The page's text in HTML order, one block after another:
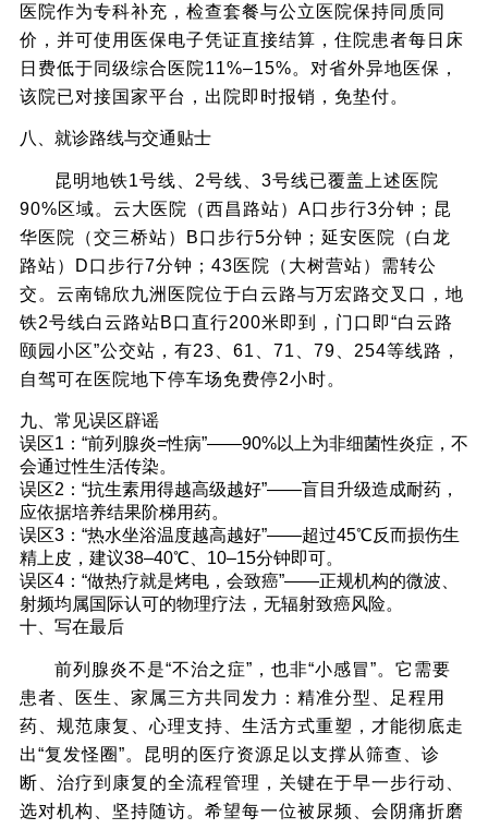
医院作为专科补充，检查套餐与公立医院保持同质同
价，并可使用医保电子凭证直接结算，住院患者每日床
日费低于同级综合医院11%–15%。对省外异地医保，
该院已对接国家平台，出院即时报销，免垫付。
八、就诊路线与交通贴士
昆明地铁1号线、2号线、3号线已覆盖上述医院
90%区域。云大医院（西昌路站）A口步行3分钟；昆
华医院（交三桥站）B口步行5分钟；延安医院（白龙
路站）D口步行7分钟；43医院（大树营站）需转公
交。云南锦欣九洲医院位于白云路与万宏路交叉口，地
铁2号线白云路站B口直行200米即到，门口即“白云路
颐园小区”公交站，有23、61、71、79、254等线路，
自驾可在医院地下停车场免费停2小时。
九、常见误区辟谣
误区1：“前列腺炎=性病”——90%以上为非细菌性炎症，不
会通过性生活传染。
误区2：“抗生素用得越高级越好”——盲目升级造成耐药，
应依据培养结果阶梯用药。
误区3：“热水坐浴温度越高越好”——超过45℃反而损伤生
精上皮，建议38–40℃、10–15分钟即可。
误区4：“做热疗就是烤电，会致癌”——正规机构的微波、
射频均属国际认可的物理疗法，无辐射致癌风险。
十、写在最后
前列腺炎不是“不治之症”，也非“小感冒”。它需要
患者、医生、家属三方共同发力：精准分型、足程用
药、规范康复、心理支持、生活方式重塑，才能彻底走
出“复发怪圈”。昆明的医疗资源足以支撑从筛查、诊
断、治疗到康复的全流程管理，关键在于早一步行动、
选对机构、坚持随访。希望每一位被尿频、会阴痛折磨